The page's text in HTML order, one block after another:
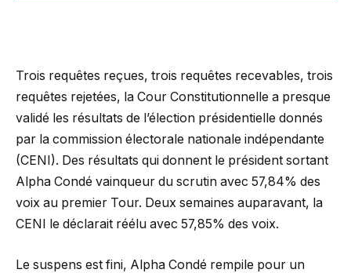
Trois requêtes reçues, trois requêtes recevables, trois
requêtes rejetées, la Cour Constitutionnelle a presque
validé les résultats de l’élection présidentielle donnés
par la commission électorale nationale indépendante
(CENI). Des résultats qui donnent le président sortant
Alpha Condé vainqueur du scrutin avec 57,84% des
voix au premier Tour. Deux semaines auparavant, la
CENI le déclarait réélu avec 57,85% des voix.
Le suspens est fini, Alpha Condé rempile pour un